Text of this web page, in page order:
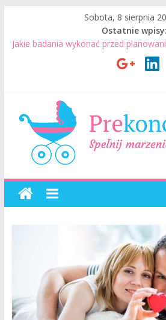
Sobota, 8 sierpnia
Ostatnie wpisy:
Planowanie ciąży. Jak planować ciążę?
ciąży?
Jakie badania wykonać przed
Jak mężczyzna może przygotować się
Badania genetyczne przed ciążą: kiedy
Wizyta u lekarza przed ciążą – co
specjalistą?